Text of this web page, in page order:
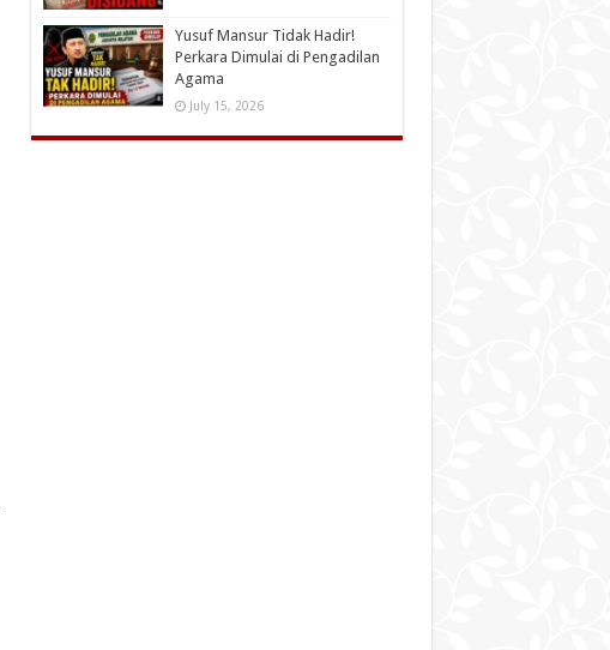
Yusuf Mansur Tidak Hadir!
Perkara Dimulai di Pengadilan
Agama
July 15, 2026